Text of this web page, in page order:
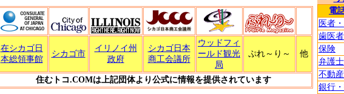
電
医者
歯医者
保険
弁護士
不動
銀行
在シカゴ日
本総領事館
シカゴ市
イリノイ州
政府
シカゴ日本
商工会議所
ウッドフィ
ールド観光
局
ぷれ～り～ 他
住むトコ.COMは上記団体より公式に情報を提供されています